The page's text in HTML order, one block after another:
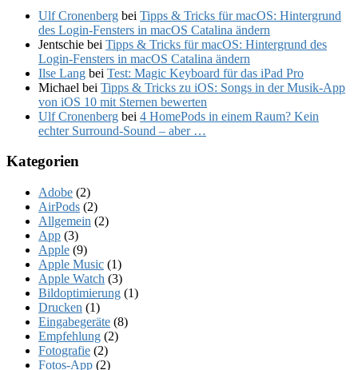
Ulf Cronenberg bei Tipps & Tricks für macOS: Hintergrund
des Login-Fensters in macOS Catalina ändern
Jentschie bei Tipps & Tricks für macOS: Hintergrund des
Login-Fensters in macOS Catalina ändern
Ilse Lang bei Test: Magic Keyboard für das iPad Pro
Michael bei Tipps & Tricks zu iOS: Songs in der Musik-App
von iOS 10 mit Sternen bewerten
Ulf Cronenberg bei 4 HomePods in einem Raum? Kein
echter Surround-Sound – aber …
Kategorien
Adobe (2)
AirPods (2)
Allgemein (2)
App (3)
Apple (9)
Apple Music (1)
Apple Watch (3)
Bildoptimierung (1)
Drucken (1)
Eingabegeräte (8)
Empfehlung (2)
Fotografie (2)
Fotos-App (2)